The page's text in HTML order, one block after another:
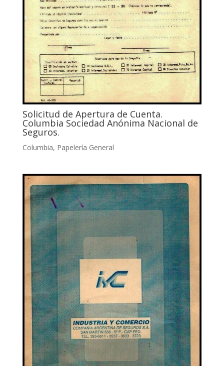
Solicitud de Apertura de Cuenta.
Columbia Sociedad Anónima Nacional de
Seguros.
Columbia, Papelería General